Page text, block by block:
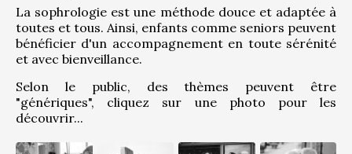
La sophrologie est une méthode douce et adaptée à
toutes et tous. Ainsi, enfants comme seniors peuvent
bénéficier d'un accompagnement en toute sérénité
et avec bienveillance.
Selon le public, des thèmes peuvent être
"génériques", cliquez sur une photo pour les
découvrir...